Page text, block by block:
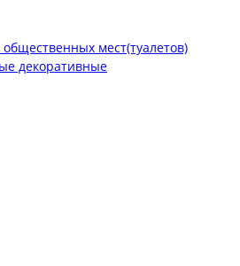
мест(туалетов)
декоративные